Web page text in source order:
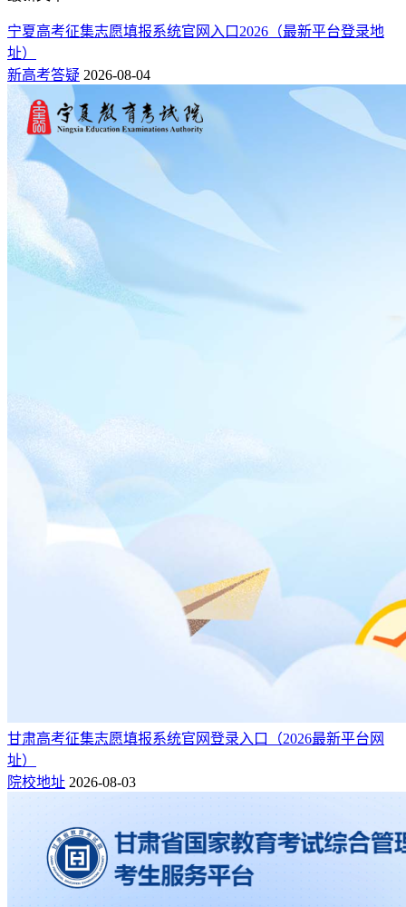
宁夏高考征集志愿填报系统官网入口2026（最新平台登录地
址）
新高考答疑 2026-08-04
甘肃高考征集志愿填报系统官网登录入口（2026最新平台网
址）
院校地址 2026-08-03